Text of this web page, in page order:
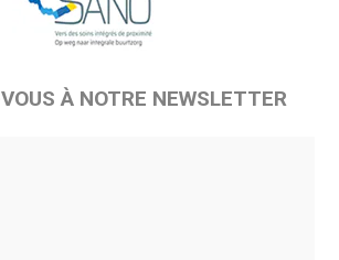
À NOTRE NEWSLETTER